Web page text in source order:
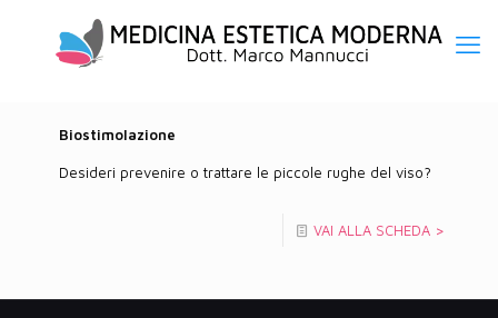
Biostimolazione
Desideri prevenire o trattare le piccole rughe del viso?
VAI ALLA SCHEDA >